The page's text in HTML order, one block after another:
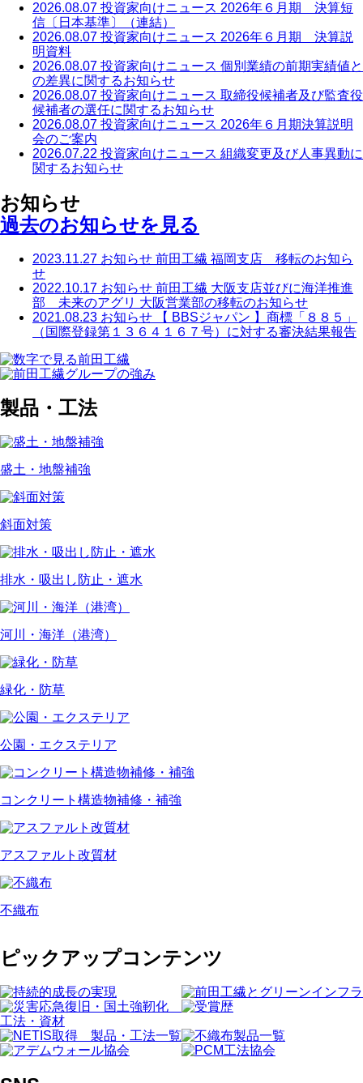
2026.08.07 投資家向けニュース 2026年６月期 決算短
信〔日本基準〕（連結）
2026.08.07 投資家向けニュース 2026年６月期 決算説
明資料
2026.08.07 投資家向けニュース 個別業績の前期実績値と
の差異に関するお知らせ
2026.08.07 投資家向けニュース 取締役候補者及び監査役
候補者の選任に関するお知らせ
2026.08.07 投資家向けニュース 2026年６月期決算説明
会のご案内
2026.07.22 投資家向けニュース 組織変更及び人事異動に
関するお知らせ
お知らせ
過去のお知らせを見る
2023.11.27 お知らせ 前田工繊 福岡支店 移転のお知ら
せ
2022.10.17 お知らせ 前田工繊 大阪支店並びに海洋推進
部 未来のアグリ 大阪営業部の移転のお知らせ
2021.08.23 お知らせ
【 BBSジャパン 】商標「８８５」
（国際登録第１３６４１６７号）に対する審決結果報告
製品・工法
盛土・地盤補強
斜面対策
排水・吸出し防止・遮水
河川・海洋（港湾）
緑化・防草
公園・エクステリア
コンクリート構造物補修・補強
アスファルト改質材
不織布
ピックアップコンテンツ